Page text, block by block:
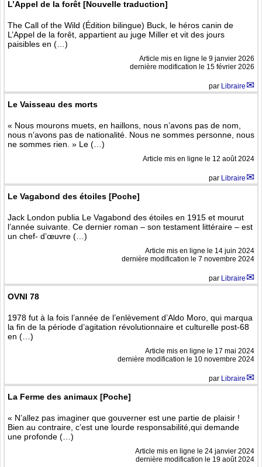
L’Appel de la forêt [Nouvelle traduction]
The Call of the Wild (Édition bilingue) Buck, le héros canin de
L’Appel de la forêt, appartient au juge Miller et vit des jours
paisibles en (…)
Article mis en ligne le 9 janvier 2026
dernière modification le 15 février 2026
par Libraire
Le Vaisseau des morts
« Nous mourons muets, en haillons, nous n’avons pas de nom,
nous n’avons pas de nationalité. Nous ne sommes personne, nous
ne sommes rien. » Le (…)
Article mis en ligne le 12 août 2024
par Libraire
Le Vagabond des étoiles [Poche]
Jack London publia Le Vagabond des étoiles en 1915 et mourut
l’année suivante. Ce dernier roman – son testament littéraire – est
un chef- d’œuvre (…)
Article mis en ligne le 14 juin 2024
dernière modification le 7 novembre 2024
par Libraire
OVNI 78
1978 fut à la fois l’année de l’enlèvement d’Aldo Moro, qui marqua
la fin de la période d’agitation révolutionnaire et culturelle post-68
en (…)
Article mis en ligne le 17 mai 2024
dernière modification le 10 novembre 2024
par Libraire
La Ferme des animaux [Poche]
« N’allez pas imaginer que gouverner est une partie de plaisir !
Bien au contraire, c’est une lourde responsabilité,qui demande
une profonde (…)
Article mis en ligne le 24 janvier 2024
dernière modification le 19 août 2024